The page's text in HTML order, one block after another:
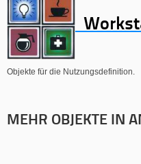
Objekte für die Nutzungsdefinition.
MEHR OBJEKTE IN